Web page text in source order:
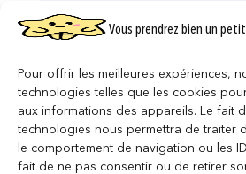
Vous prendrez bien un petit
Pour offrir les meilleures expériences,
technologies telles que les cookies
aux informations des appareils. Le fait
technologies nous permettra de traiter
le comportement de navigation ou les
fait de ne pas consentir ou de retirer
Harry Potter